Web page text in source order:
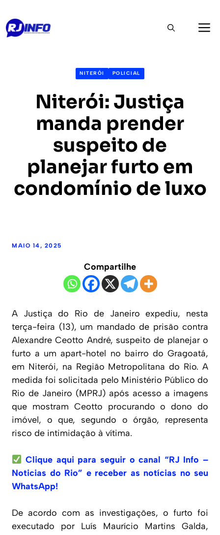
Pular
para
NITERÓI POLICIAL
Niterói: Justiça
manda prender
suspeito de
planejar furto em
condomínio de luxo
MAIO 14, 2025
Compartilhe
A Justiça do Rio de Janeiro expediu, nesta
terça-feira (13), um mandado de prisão contra
Alexandre Ceotto André, suspeito de planejar o
furto a um apart-hotel no bairro do Gragoatá,
em Niterói, na Região Metropolitana do Rio. A
medida foi solicitada pelo Ministério Público do
Rio de Janeiro (MPRJ) após acesso a imagens
que mostram Ceotto procurando o dono do
imóvel, o que, segundo o órgão, representa
risco de intimidação à vítima.
Clique aqui para seguir o canal “RJ Info –
Noticias do Rio” e receber as notícias no seu
WhatsApp!
De acordo com as investigações, o furto foi
executado por Luís Maurício Martins Galda,